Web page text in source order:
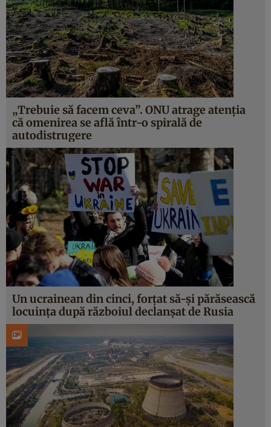
„Trebuie să facem ceva”. ONU atrage atenția
că omenirea se află într-o spirală de
autodistrugere
Un ucrainean din cinci, forțat să-și părăsească
locuința după războiul declanșat de Rusia